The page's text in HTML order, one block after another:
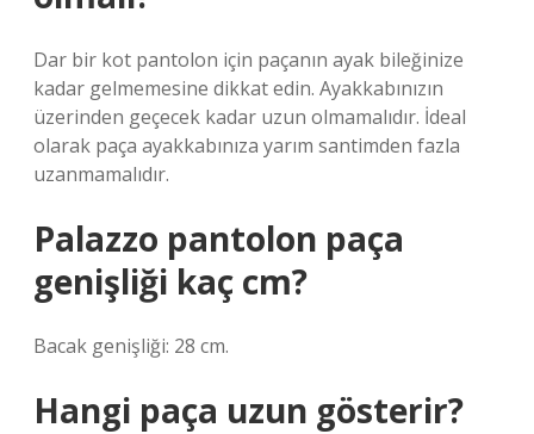
Dar bir kot pantolon için paçanın ayak bileğinize
kadar gelmemesine dikkat edin. Ayakkabınızın
üzerinden geçecek kadar uzun olmamalıdır. İdeal
olarak paça ayakkabınıza yarım santimden fazla
uzanmamalıdır.
Palazzo pantolon paça
genişliği kaç cm?
Bacak genişliği: 28 cm.
Hangi paça uzun gösterir?